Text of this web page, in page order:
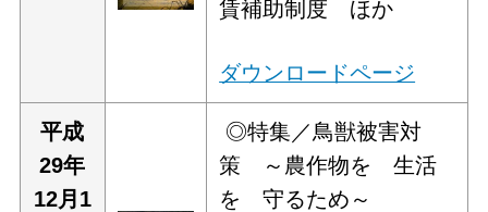
賃補助制度 ほか
ダウンロードページ
平成
29年
12月1
◎特集／鳥獣被害対
策 ～農作物を 生活
を 守るため～